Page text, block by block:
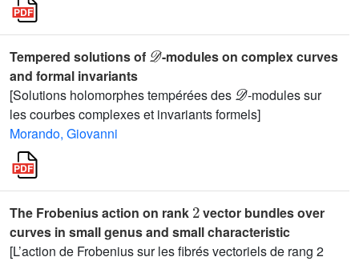
Tempered solutions of
𝒟
-modules on complex curves
and formal invariants
[Solutions holomorphes tempérées des
-modules sur
les courbes complexes et invariants formels]
Morando, Giovanni
The Frobenius action on rank
vector bundles over
curves in small genus and small characteristic
[L’action de Frobenius sur les fibrés vectoriels de rang 2